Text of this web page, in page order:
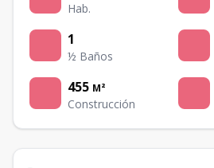
Hab.
1
½ Baños
455 M²
Construcción